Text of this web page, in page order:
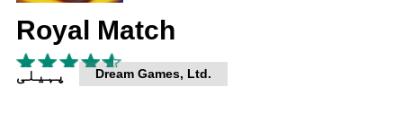
Royal Match
پہیلی Dream Games, Ltd.